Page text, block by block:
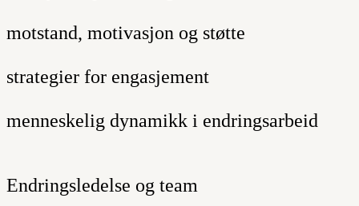
motstand, motivasjon og støtte
strategier for engasjement
menneskelig dynamikk i endringsarbeid
Endringsledelse og team